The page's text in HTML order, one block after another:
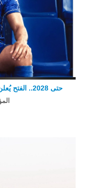
حتى ‏‏2028.. الفتح يُعلن التعاقد مع الروماني ميهاي ليكساندرو